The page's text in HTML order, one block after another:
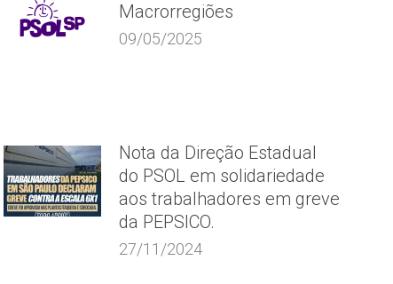
Macrorregiões
09/05/2025
Nota da Direção Estadual
do PSOL em solidariedade
aos trabalhadores em greve
da PEPSICO.
27/11/2024